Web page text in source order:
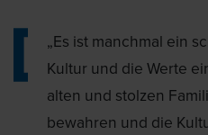
„Es ist manchmal ein
Kultur und die Werte
alten und stolzen
bewahren und die